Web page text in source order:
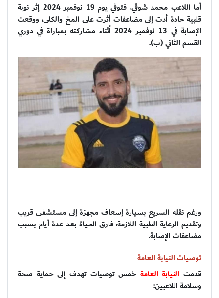
أما اللاعب محمد شوقي، فتوفي يوم 19 نوفمبر 2024 إثر نوبة
قلبية حادة أدت إلى مضاعفات أثرت على المخ والكلى، ووقعت
الإصابة في 13 نوفمبر 2024 أثناء مشاركته بمباراة في دوري
القسم الثاني (ب).
ورغم نقله السريع بسيارة إسعاف مجهزة إلى مستشفى قريب
وتقديم الرعاية الطبية اللازمة، فارق الحياة بعد عدة أيام بسبب
مضاعفات الإصابة.
توصيات النيابة العامة
قدمت النيابة العامة خمس توصيات تهدف إلى حماية صحة
وسلامة اللاعبين: